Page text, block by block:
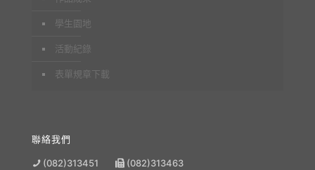
學生園地
活動紀錄
表單規章下載
聯絡我們
(082)313451 (082)313463